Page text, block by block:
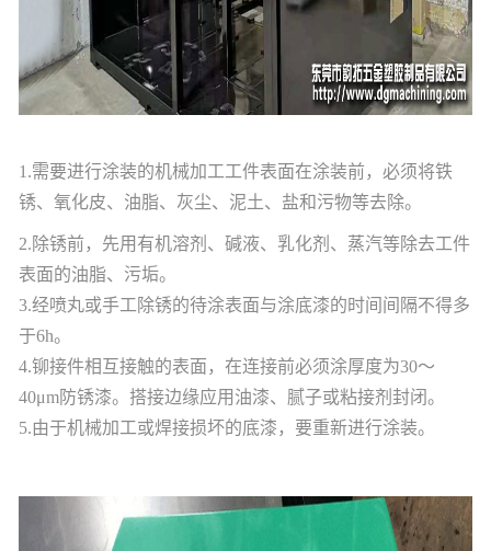
1.需要进行涂装的机械加工工件表面在涂装前，必须将铁
锈、氧化皮、油脂、灰尘、泥土、盐和污物等去除。
2.除锈前，先用有机溶剂、碱液、乳化剂、蒸汽等除去工件
表面的油脂、污垢。
3.经喷丸或手工除锈的待涂表面与涂底漆的时间间隔不得多
于6h。
4.铆接件相互接触的表面，在连接前必须涂厚度为30～
40μm防锈漆。搭接边缘应用油漆、腻子或粘接剂封闭。
5.由于机械加工或焊接损坏的底漆，要重新进行涂装。